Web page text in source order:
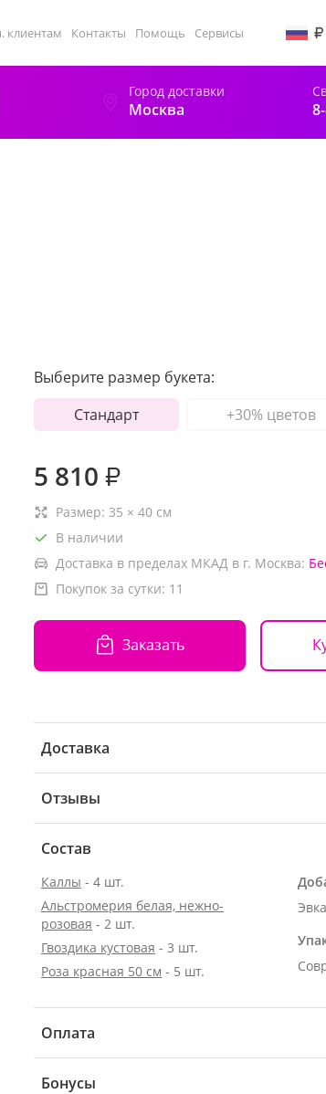
клиентам Контакты Помощь Сервисы
Город доставки
Москва
Выберите размер букета:
Стандарт
+30% цветов
5 810 ₽
Размер: 35 × 40 см
В наличии
Доставка в пределах МКАД в г. Москва:
Покупок за сутки: 11
Заказать
Доставка
Отзывы
Состав
Каллы - 4 шт.
Альстромерия белая, нежно-
розовая - 2 шт.
Гвоздика кустовая - 3 шт.
Роза красная 50 см - 5 шт.
Оплата
Бонусы